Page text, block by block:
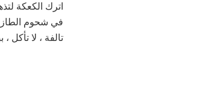
اترك الكعكة
في شحوم
تالفة ، لا تأكل